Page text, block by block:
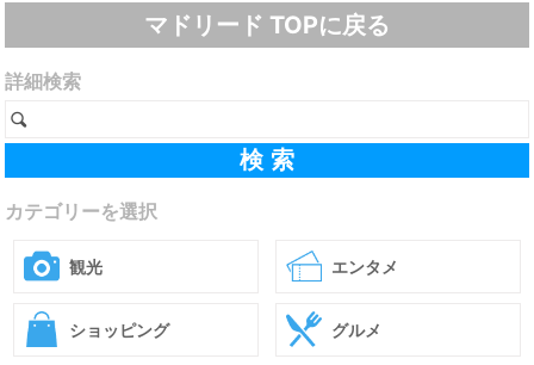
マドリード TOPに戻る
詳細検索
カテゴリーを選択
観光 エンタメ
ショッピング グルメ